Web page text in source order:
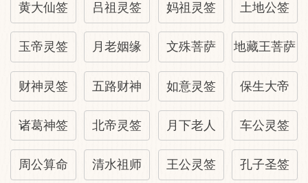
黄大仙签 吕祖灵签 妈祖灵签 土地公签
玉帝灵签 月老姻缘 文殊菩萨 地藏王菩萨
财神灵签 五路财神 如意灵签 保生大帝
诸葛神签 北帝灵签 月下老人 车公灵签
周公算命 清水祖师 王公灵签 孔子圣签